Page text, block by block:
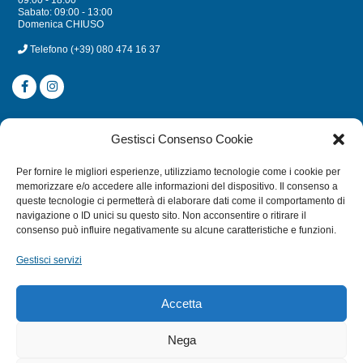
Gestisci Consenso Cookie
Per fornire le migliori esperienze, utilizziamo tecnologie come i cookie per
memorizzare e/o accedere alle informazioni del dispositivo. Il consenso a
queste tecnologie ci permetterà di elaborare dati come il comportamento di
navigazione o ID unici su questo sito. Non acconsentire o ritirare il
consenso può influire negativamente su alcune caratteristiche e funzioni.
Gestisci servizi
Accetta
Nega
Sabato: 09:00 - 13:00
Domenica CHIUSO
Telefono (+39) 080 474 16 37
CATEGORIE
MULINELLI
CANNE
ACCESSORI NAUTICI